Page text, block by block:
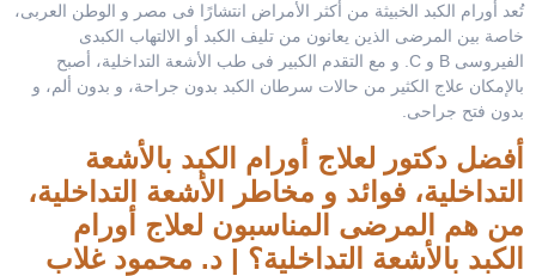
تُعد أورام الكبد الخبيثة من أكثر الأمراض انتشارًا فى مصر و الوطن العربى،
خاصة بين المرضى الذين يعانون من تليف الكبد أو الالتهاب الكبدى
الفيروسى B و C. و مع التقدم الكبير فى طب الأشعة التداخلية، أصبح
بالإمكان علاج الكثير من حالات سرطان الكبد بدون جراحة، و بدون ألم، و
بدون فتح جراحى.
أفضل دكتور لعلاج أورام الكبد بالأشعة
التداخلية، فوائد و مخاطر الأشعة التداخلية،
من هم المرضى المناسبون لعلاج أورام
الكبد بالأشعة التداخلية؟ | د. محمود غلاب